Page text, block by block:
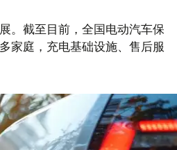
。截至目前，全国电动汽车保
家庭，充电基础设施、售后服